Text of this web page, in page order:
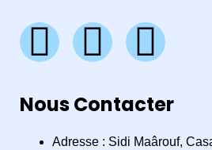
F
a
c
I
n
s
W
h
a
Nous Contacter
Adresse : Sidi Maârouf,